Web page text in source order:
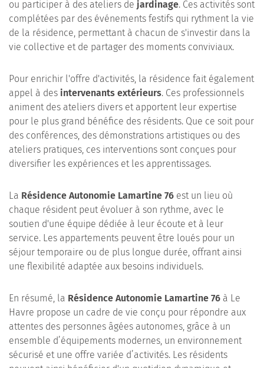
ou participer à des ateliers de jardinage. Ces activités sont
complétées par des événements festifs qui rythment la vie
de la résidence, permettant à chacun de s'investir dans la
vie collective et de partager des moments conviviaux.
Pour enrichir l'offre d'activités, la résidence fait également
appel à des intervenants extérieurs. Ces professionnels
animent des ateliers divers et apportent leur expertise
pour le plus grand bénéfice des résidents. Que ce soit pour
des conférences, des démonstrations artistiques ou des
ateliers pratiques, ces interventions sont conçues pour
diversifier les expériences et les apprentissages.
La Résidence Autonomie Lamartine 76 est un lieu où
chaque résident peut évoluer à son rythme, avec le
soutien d'une équipe dédiée à leur écoute et à leur
service. Les appartements peuvent être loués pour un
séjour temporaire ou de plus longue durée, offrant ainsi
une flexibilité adaptée aux besoins individuels.
En résumé, la Résidence Autonomie Lamartine 76 à Le
Havre propose un cadre de vie conçu pour répondre aux
attentes des personnes âgées autonomes, grâce à un
ensemble d’équipements modernes, un environnement
sécurisé et une offre variée d’activités. Les résidents